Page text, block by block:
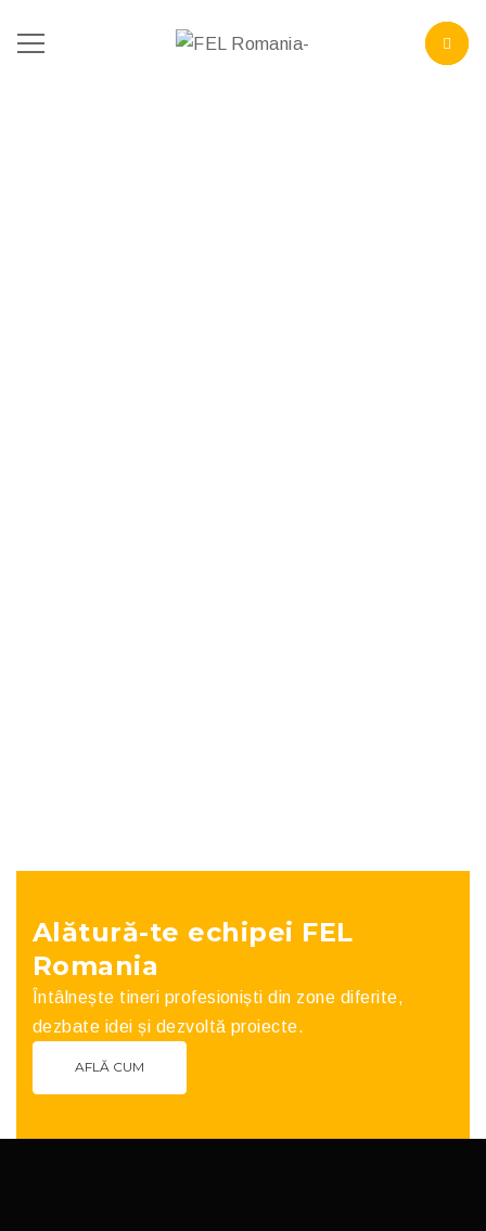
Alătură-te echipei FEL
Romania
Întâlnește tineri profesioniști din zone diferite,
dezbate idei și dezvoltă proiecte.
AFLĂ CUM